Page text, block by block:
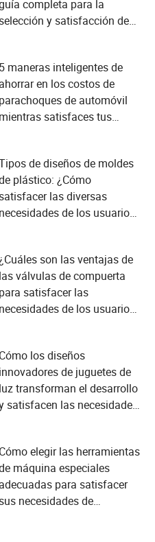
completa para la
y satisfacción de
5 maneras inteligentes de
ahorrar en los costos de
parachoques de automóvil
mientras satisfaces tus
de diseños de moldes
plástico: ¿Cómo
las diversas
necesidades de los usuarios
son las ventajas de
las válvulas de compuerta
para satisfacer las
necesidades de los usuarios
Cómo los diseños
innovadores de juguetes de
luz transforman el desarrollo
satisfacen las necesidades
Cómo elegir las herramientas
máquina especiales
adecuadas para satisfacer
necesidades de